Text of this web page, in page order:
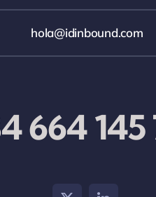
hola@idinbound.com
664 145